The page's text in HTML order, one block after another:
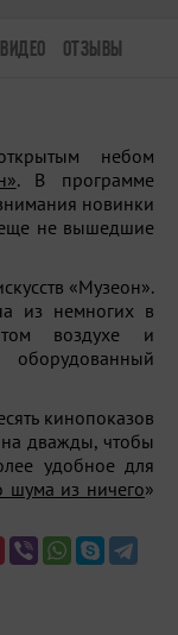
ВИДЕО ОТЗЫВЫ
небом
. В программе
новинки
еще не вышедшие
«Музеон».
из немногих в
воздухе и
оборудованный
кинопоказов
дважды, чтобы
удобное для
шума из ничего»